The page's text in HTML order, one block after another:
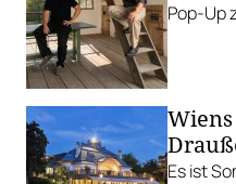
Pop-Up
Es ist